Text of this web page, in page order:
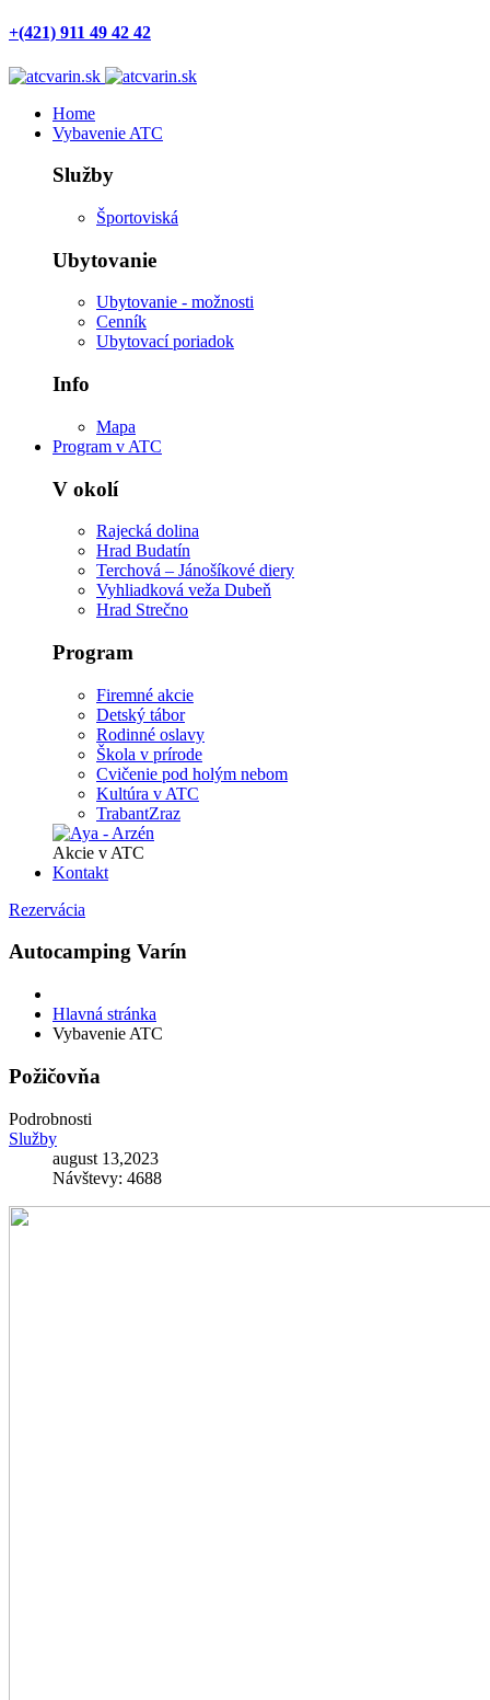
+(421) 911 49 42 42
Home
Vybavenie ATC
Služby
Športoviská
Ubytovanie
Ubytovanie - možnosti
Cenník
Ubytovací poriadok
Info
Mapa
Program v ATC
V okolí
Rajecká dolina
Hrad Budatín
Terchová – Jánošíkové diery
Vyhliadková veža Dubeň
Hrad Strečno
Program
Firemné akcie
Detský tábor
Rodinné oslavy
Škola v prírode
Cvičenie pod holým nebom
Kultúra v ATC
TrabantZraz
Akcie v ATC
Kontakt
Rezervácia
Autocamping Varín
Hlavná stránka
Vybavenie ATC
Požičovňa
Podrobnosti
Služby
august 13,2023
Návštevy: 4688